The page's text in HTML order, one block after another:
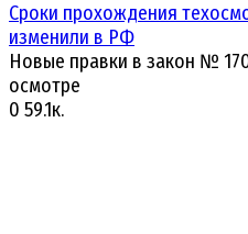
Сроки прохождения
изменили в РФ
Новые правки в закон №
осмотре
0 59.1к.